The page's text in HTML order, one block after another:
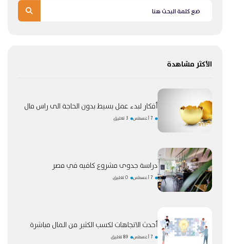
الأكثر مشاهدة
أفكار لبدء عمل بسيط بدون الحاجة الى راس مال
7 أغسطس 3 تعليق
دراسة جدوى مشروع كافيه في مصر
7 أغسطس 0 تعليق
أحدث الاتجاهات لكسب الكثير من المال مباشرة
7 أغسطس 89 تعليق